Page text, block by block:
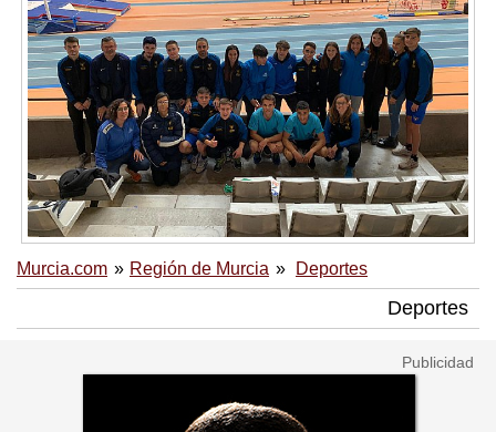
Murcia.com Región de Murcia Deportes
Deportes